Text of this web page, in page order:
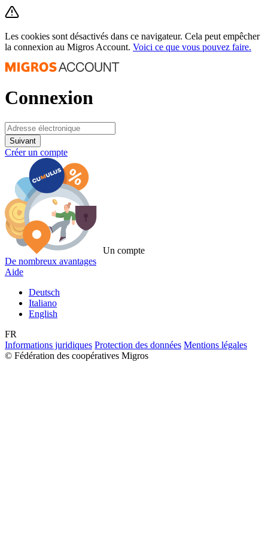
Les cookies sont désactivés dans ce navigateur. Cela peut empêcher
la connexion au Migros Account. Voici ce que vous pouvez faire.
Connexion
Suivant
Créer un compte
Un compte
De nombreux avantages
Aide
Deutsch
Italiano
English
FR
Informations juridiques Protection des données Mentions légales
© Fédération des coopératives Migros